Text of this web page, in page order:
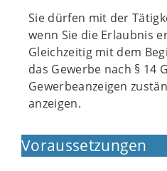
Sie dürfen mit der
wenn Sie die Erlaubnis
Gleichzeitig mit dem
das Gewerbe nach § 14
Gewerbeanzeigen
anzeigen.
Voraussetzungen